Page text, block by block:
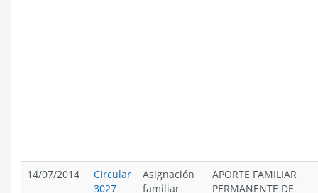
14/07/2014
Circular
3027
Asignación
familiar
APORTE FAMILIAR
PERMANENTE DE